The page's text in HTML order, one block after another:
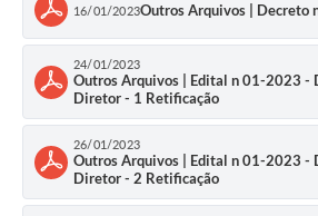
16/01/2023Outros Arquivos | Decreto
24/01/2023
Outros Arquivos | Edital n 01-2023 -
Diretor - 1 Retificação
26/01/2023
Outros Arquivos | Edital n 01-2023 -
Diretor - 2 Retificação